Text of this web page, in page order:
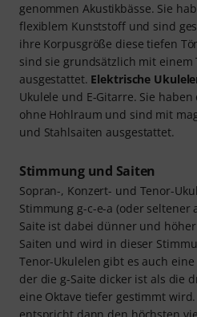
genommen Akustikbässe. Sie
flexiblem Kunststoff und sind
ihre Korpusgröße diese tiefen
sind sie grundsätzlich mit einem
ausgestattet. Elektrische
Ukulele und E-Gitarre. Sie
ohne Hohlraum und sind mit
und Stahlsaiten ausgestattet.
Stimmung und Saiten
Sopran-, Konzert- und Tenor-
Stimmung g-c-e-a (oder seltener
Saite ist dabei dünner und
Saiten und wird in dieser
Tenor-Ukulelen gibt es auch eine
der die g-Saite dicker ist als die
eine Oktave tiefer gestimmt